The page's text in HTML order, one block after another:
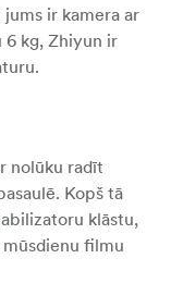
ir kamera ar
6 kg, Zhiyun ir
nolūku radīt
Kopš tā
klāstu,
filmu